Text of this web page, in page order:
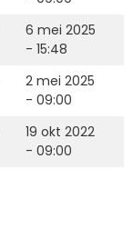
6 mei 2025
- 15:48
2 mei 2025
- 09:00
19 okt 2022
- 09:00